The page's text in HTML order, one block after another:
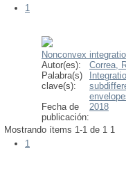
1
Nonconvex
Autor(es):
Correa,
Palabra(s)
clave(s):
Fecha de
publicación:
2018
Mostrando ítems 1-1 de 1 1
1